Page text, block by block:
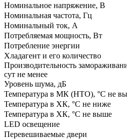
Номинальное напряжение, В
Номинальная частота, Гц
Номинальный ток, А
Потребляемая мощность, Вт
Потребление энергии
Хладагент и его количество
Производительность
сут не менее
Уровень шума, дБ
Температура в МК (НТО), °С не
Температура в ХК, °С не ниже
Температура в ХК, °С не выше
LED освещение
Перевешиваемые двери